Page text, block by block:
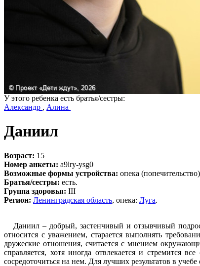
У этого ребенка есть братья/сестры:
Александр , Алина
Даниил
Возраст: 15
Номер анкеты: a9lry-ysg0
Возможные формы устройства: опека
Братья/сестры: есть.
Группа здоровья: III
Регион: Ленинградская область, опека: Луга.
Даниил – добрый, застенчивый и отзывчивый
относится с уважением, старается выполнять
дружеские отношения, считается с мнением
справляется, хотя иногда отвлекается и стремится
сосредоточиться на нем. Для лучших результатов в